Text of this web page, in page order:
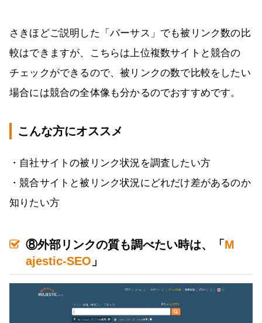
さきほどご説明した「バーサス」でも被リンク数の比
較はできますが、こちらは上位複数サイトと競合の
チェックができるので、被リンクの数で比較をしたい
場合には競合の全体像も分かるのでおすすめです。
こんな方にオススメ
・自社サイトの被リンク状況を調査したい方
・競合サイトと被リンク状況にどれだけ差があるのか
知りたい方
⑧外部リンクの質も調べたい時は、「 M
ajestic-SEO 」